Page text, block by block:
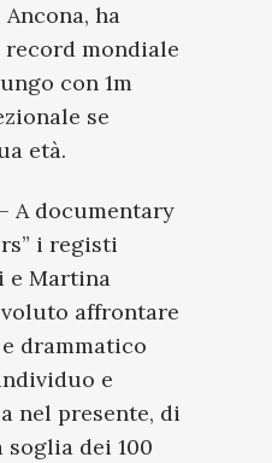
ha
mondiale
con 1m
se
età.
A documentary
i registi
e Martina
affrontare
drammatico
e
nel presente, di
dei 100